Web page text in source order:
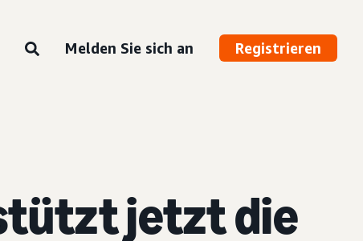
Melden Sie sich an Registrieren
jetztdie